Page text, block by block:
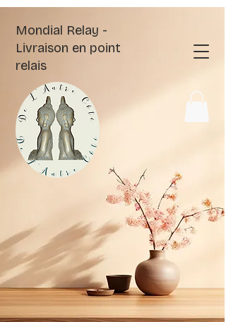
Mondial Relay -
Livraison en point
relais